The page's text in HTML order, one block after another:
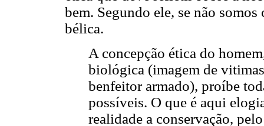
bem. Segundo ele, se não somos
bélica.
A concepção ética do
biológica (imagem de
benfeitor armado), proíbe
possíveis. O que é aqui
realidade a conservação,